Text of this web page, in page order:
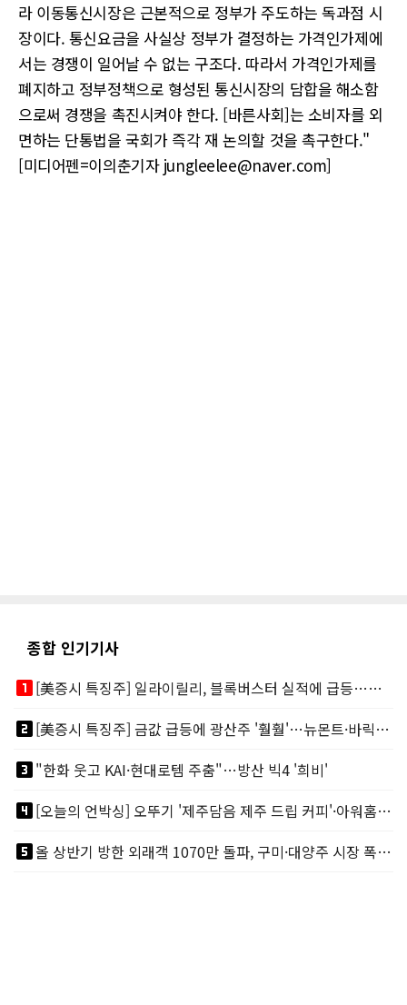
라 이동통신시장은 근본적으로 정부가 주도하는 독과점 시
장이다. 통신요금을 사실상 정부가 결정하는 가격인가제에
서는 경쟁이 일어날 수 없는 구조다. 따라서 가격인가제를
폐지하고 정부정책으로 형성된 통신시장의 담합을 해소함
으로써 경쟁을 촉진시켜야 한다. [바른사회]는 소비자를 외
면하는 단통법을 국회가 즉각 재 논의할 것을 촉구한다."
[미디어펜=이의춘기자 jungleelee@naver.com]
종합 인기기사
looks_one
[美증시 특징주] 일라이릴리, 블록버스터 실적에 급등…마운자로 매출 폭발
looks_two
[美증시 특징주] 금값 급등에 광산주 '훨훨'…뉴몬트·바릭마이닝 주도
looks_3"한화 웃고 KAI·현대로템 주춤"…방산 빅4 '희비'
looks_4
[오늘의 언박싱] 오뚜기 '제주담음 제주 드립 커피'·아워홈 ‘갓석박지’ 外
looks_5
올 상반기 방한 외래객 1070만 돌파, 구미·대양주 시장 폭발적 성장